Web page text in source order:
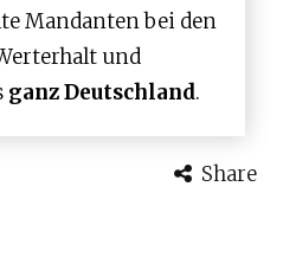
Mandanten bei den
und
ganz Deutschland.
Share